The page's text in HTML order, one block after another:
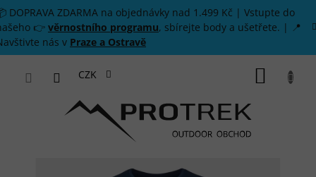
Přejít na obsah
DOPRAVA ZDARMA na objednávky nad 1.499 Kč | Vstupte do
👉 věrnostního programu, sbírejte body a ušetřete. | 📍
nás v Praze a Ostravě
CZK